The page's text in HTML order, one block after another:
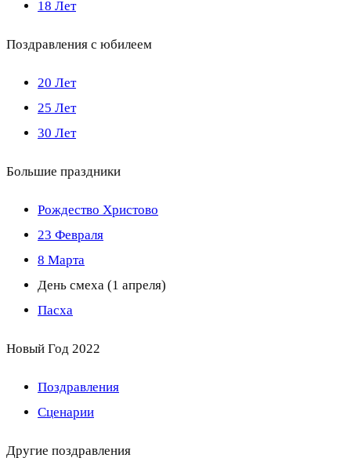
18 Лет
Поздравления с юбилеем
20 Лет
25 Лет
30 Лет
Большие праздники
Рождество Христово
23 Февраля
8 Марта
День смеха (1 апреля)
Пасха
Новый Год 2022
Поздравления
Сценарии
Другие поздравления